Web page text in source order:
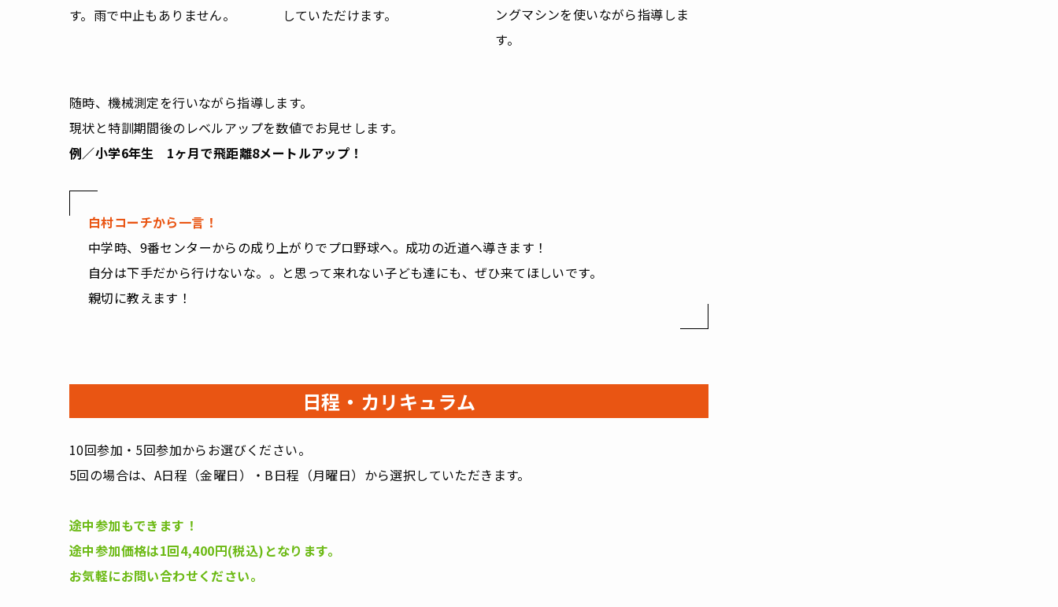
す。雨で中止もありません。
していただけます。
ングマシンを使いながら指導しま
す。
随時、機械測定を行いながら指導します。
現状と特訓期間後のレベルアップを数値でお見せします。
例／小学6年生 1ヶ月で飛距離8メートルアップ！
白村コーチから一言！
中学時、9番センターからの成り上がりでプロ野球へ。成功の近道へ導きます！
自分は下手だから行けないな。。と思って来れない子ども達にも、ぜひ来てほしいです。
親切に教えます！
日程・カリキュラム
10回参加・5回参加からお選びください。
5回の場合は、A日程（金曜日）・B日程（月曜日）から選択していただきます。
途中参加もできます！
途中参加価格は1回4,400円(税込)となります。
お気軽にお問い合わせください。